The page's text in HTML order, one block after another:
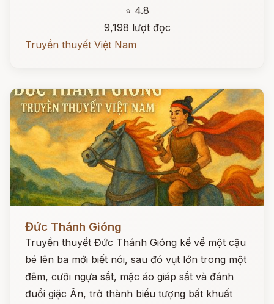
⭐ 4.8
9,198 lượt đọc
Truyền thuyết Việt Nam
Đức Thánh Gióng
Truyền thuyết Đức Thánh Gióng kể về một cậu
bé lên ba mới biết nói, sau đó vụt lớn trong một
đêm, cưỡi ngựa sắt, mặc áo giáp sắt và đánh
đuổi giặc Ân, trở thành biểu tượng bất khuất